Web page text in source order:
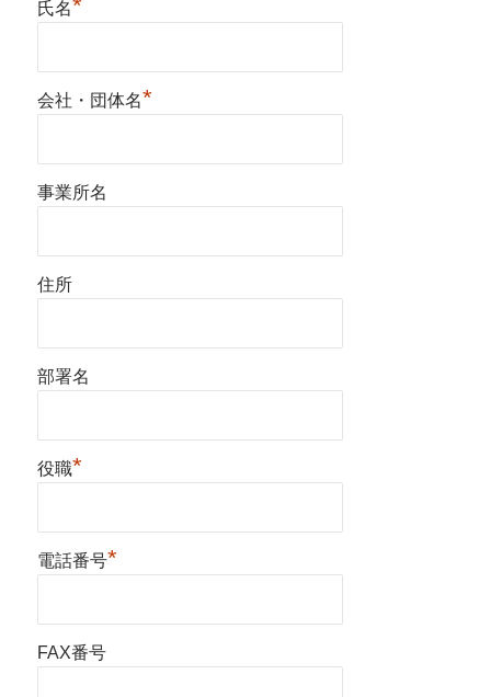
氏名*
会社・団体名*
事業所名
住所
部署名
役職*
電話番号*
FAX番号